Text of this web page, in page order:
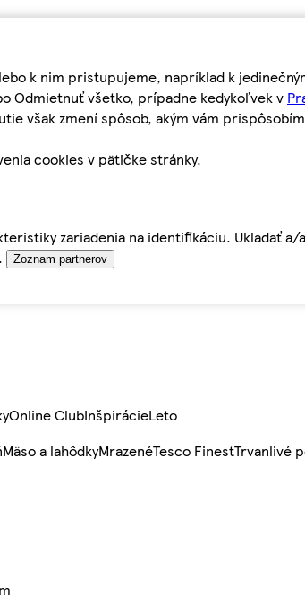
k nim pristupujeme, napríklad k
Odmietnuť všetko, prípadne kedykoľvek v
však zmení spôsob, akým vám
cookies v pätičke stránky.
zariadenia na identifikáciu. Ukladať
Zoznam partnerov
Online ClubInšpirácieLeto
Mäso a lahôdkyMrazenéTesco FinestTrvanlivé